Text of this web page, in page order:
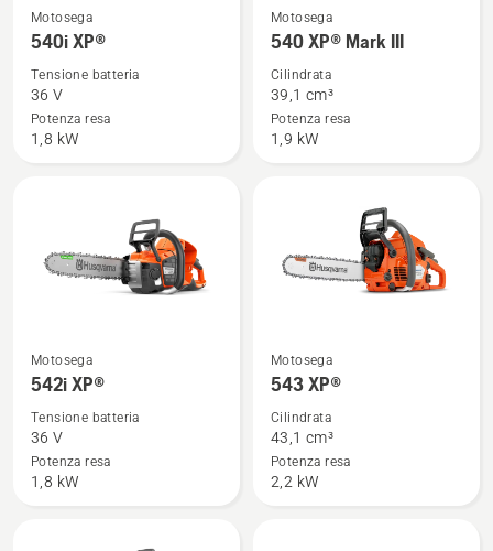
Vedi
maggiori
su
540i
XP®
Motosega
540i XP®
Tensione batteria
36 V
Potenza resa
1,8 kW
Vedi
maggiori
su
540 XP®
Mark
Motosega
540 XP® Mark III
Cilindrata
39,1 cm³
Potenza resa
1,9 kW
Vedi
maggiori
su
542i
XP®
Motosega
542i XP®
Tensione batteria
36 V
Potenza resa
1,8 kW
Vedi
maggiori
su
543 XP®
Motosega
543 XP®
Cilindrata
43,1 cm³
Potenza resa
2,2 kW